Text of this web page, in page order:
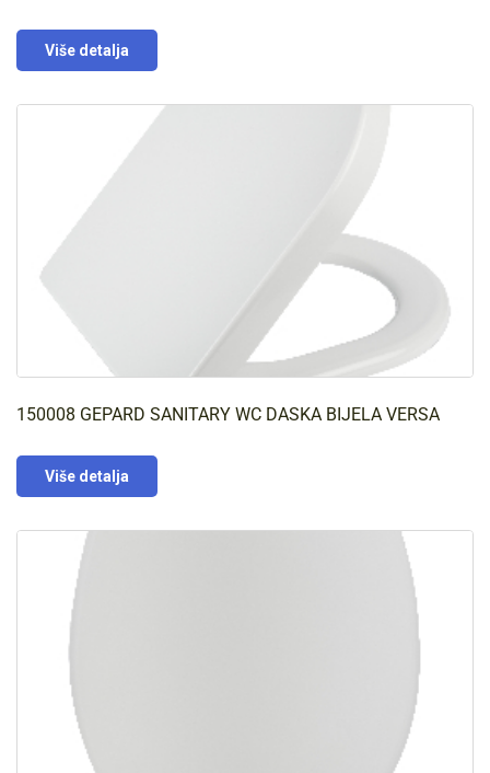
Više detalja
150008 GEPARD SANITARY WC DASKA BIJELA VERSA
Više detalja